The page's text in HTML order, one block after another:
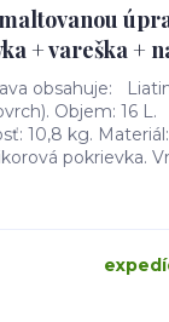
+ vareška +
obsahuje:
Objem: 16
10,8 kg.
pokrievka.